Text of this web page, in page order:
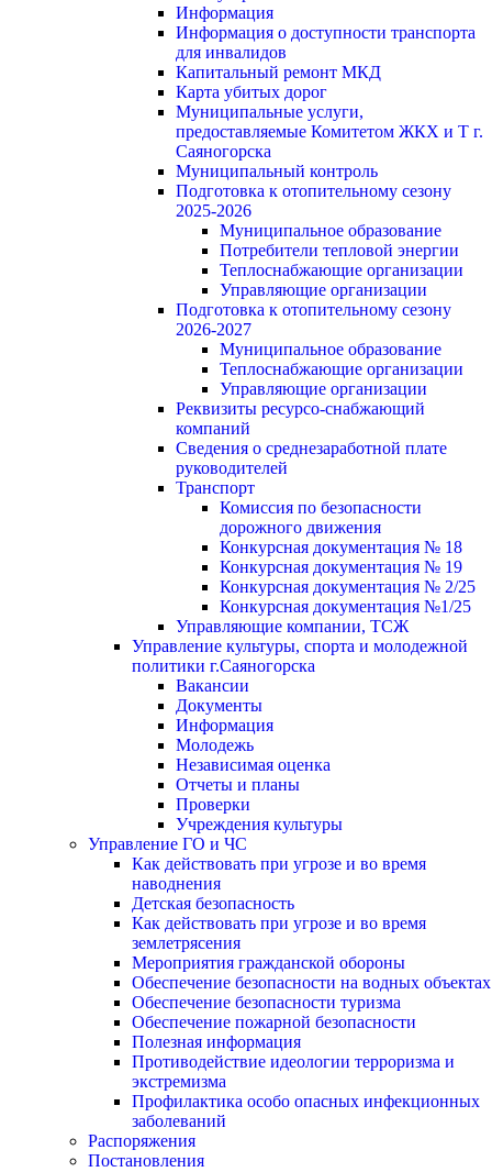
Информация
Информация о доступности транспорта
для инвалидов
Капитальный ремонт МКД
Карта убитых дорог
Муниципальные услуги,
предоставляемые Комитетом ЖКХ и Т г.
Саяногорска
Муниципальный контроль
Подготовка к отопительному сезону
2025-2026
Муниципальное образование
Потребители тепловой энергии
Теплоснабжающие организации
Управляющие организации
Подготовка к отопительному сезону
2026-2027
Муниципальное образование
Теплоснабжающие организации
Управляющие организации
Реквизиты ресурсо-снабжающий
компаний
Сведения о среднезаработной плате
руководителей
Транспорт
Комиссия по безопасности
дорожного движения
Конкурсная документация № 18
Конкурсная документация № 19
Конкурсная документация № 2/25
Конкурсная документация №1/25
Управляющие компании, ТСЖ
Управление культуры, спорта и молодежной
политики г.Саяногорска
Вакансии
Документы
Информация
Молодежь
Независимая оценка
Отчеты и планы
Проверки
Учреждения культуры
Управление ГО и ЧС
Как действовать при угрозе и во время
наводнения
Детская безопасность
Как действовать при угрозе и во время
землетрясения
Мероприятия гражданской обороны
Обеспечение безопасности на водных объектах
Обеспечение безопасности туризма
Обеспечение пожарной безопасности
Полезная информация
Противодействие идеологии терроризма и
экстремизма
Профилактика особо опасных инфекционных
заболеваний
Распоряжения
Постановления